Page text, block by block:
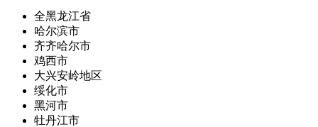
全黑龙江省
哈尔滨市
齐齐哈尔市
鸡西市
大兴安岭地区
绥化市
黑河市
牡丹江市